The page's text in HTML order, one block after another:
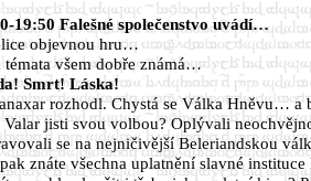
19:50 Falešné společenstvo uvádí…
objevnou hru…
všem dobře známá…
Smrt! Láska!
rozhodl. Chystá se Válka Hněvu… a
Valar jisti svou volbou? Oplývali
se na nejničivější Beleriandskou
znáte všechna uplatnění slavné